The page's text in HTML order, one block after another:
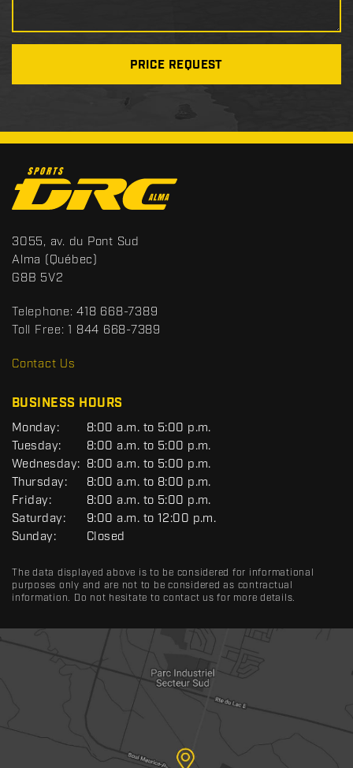
PRICE REQUEST
o
n
t
a
c
t
S
p
o
t
s
R
3055, av. du Pont Sud
Alma (Québec)
G8B 5V2
Telephone: 418 668-7389
Toll Free: 1 844 668-7389
Contact Us
BUSINESS HOURS
G
E
N
E
R
A
L
Monday:
8:00 a.m. to 5:00 p.m.
Tuesday:
8:00 a.m. to 5:00 p.m.
Wednesday: 8:00 a.m. to 5:00 p.m.
Thursday:
8:00 a.m. to 8:00 p.m.
Friday:
8:00 a.m. to 5:00 p.m.
Saturday:
9:00 a.m. to 12:00 p.m.
Sunday:
Closed
The data displayed above is to be considered for informational
purposes only and are not to be considered as contractual
information. Do not hesitate to contact us for more details.